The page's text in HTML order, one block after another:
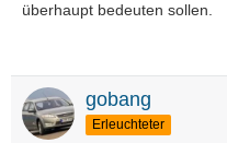
überhaupt bedeuten sollen.
gobang
Erleuchteter